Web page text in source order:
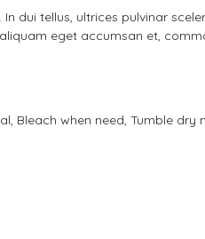
In dui tellus, ultrices pulvinar
eget accumsan et,
Bleach when need, Tumble dry